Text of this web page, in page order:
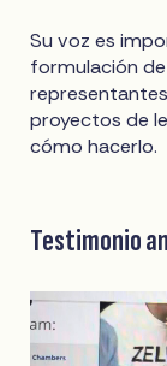
Su voz es
formulación
proyectos de
cómo hacerlo.
Testimonio